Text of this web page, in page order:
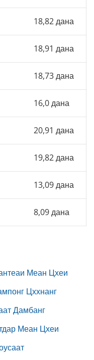
18,82 дана
18,91 дана
18,73 дана
16,0 дана
20,91 дана
19,82 дана
13,09 дана
8,09 дана
Меан Цхеи
Цххнанг
Дамбанг
Меан Цхеи